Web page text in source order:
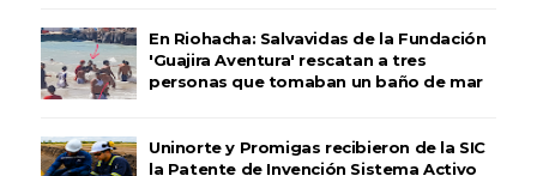
En Riohacha: Salvavidas de la Fundación
'Guajira Aventura' rescatan a tres
personas que tomaban un baño de mar
Uninorte y Promigas recibieron de la SIC
la Patente de Invención Sistema Activo